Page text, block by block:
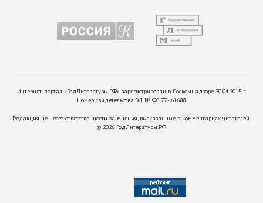
Интернет-портал «ГодЛитературы.РФ» зарегистрирован в Роскомнадзоре 30.04.2015 г.
Номер свидетельства ЭЛ № ФС 77 - 61688.
Редакция не несет ответственности за мнения, высказанные в комментариях читателей.
© 2026 ГодЛитературы.РФ